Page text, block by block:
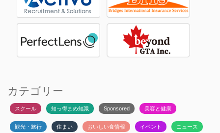
カテゴリー
スクール 知っ得まめ知識 Sponsored 美容と健康
観光・旅行 住まい おいしい食情報 イベント ニュース